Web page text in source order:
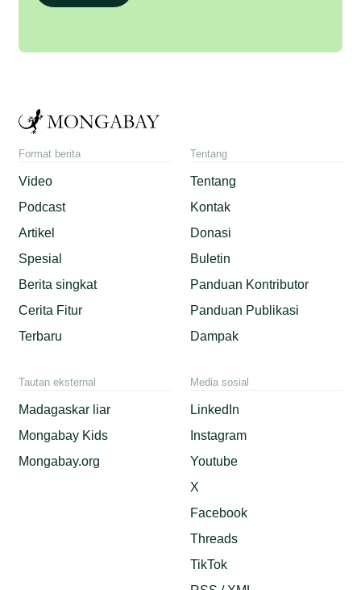
Format berita
Video
Podcast
Artikel
Spesial
Berita singkat
Cerita Fitur
Terbaru
Tentang
Tentang
Kontak
Donasi
Buletin
Panduan Kontributor
Panduan Publikasi
Dampak
Tautan eksternal
Madagaskar liar
Mongabay Kids
Mongabay.org
Media sosial
LinkedIn
Instagram
Youtube
X
Facebook
Threads
TikTok